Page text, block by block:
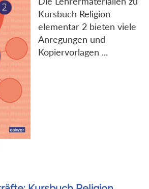
Kursbuch Religion
elementar 2 bieten viele
Anregungen und
Kopiervorlagen ...